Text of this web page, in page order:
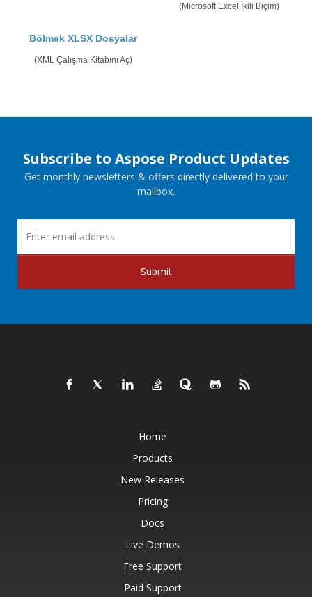
(Microsoft Excel İkili Biçim)
Bölmek XLSX Dosyalar
(XML Çalışma Kitabını Aç)
Subscribe to Aspose Product Updates
Get monthly newsletters & offers directly delivered to your
mailbox.
Submit
Home
Products
New Releases
Pricing
Docs
Live Demos
Free Support
Paid Support